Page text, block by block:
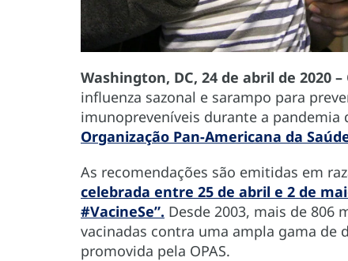
Washington, DC, 24 de abril de 2020 –
influenza sazonal e sarampo para
imunopreveníveis durante a pandemia
Organização Pan-Americana da
As recomendações são emitidas em
celebrada entre 25 de abril e 2 de
#VacineSe”. Desde 2003, mais de 806
vacinadas contra uma ampla gama de
promovida pela OPAS.